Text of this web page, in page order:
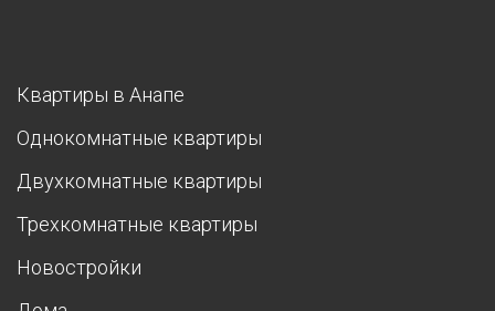
Квартиры в Анапе
Однокомнатные квартиры
Двухкомнатные квартиры
Трехкомнатные квартиры
Новостройки